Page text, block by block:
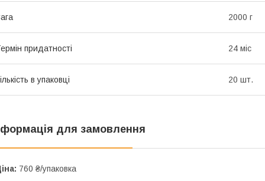
2000 г
придатності 24 міс
в упаковці 20 шт.
для замовлення
760 ₴/упаковка